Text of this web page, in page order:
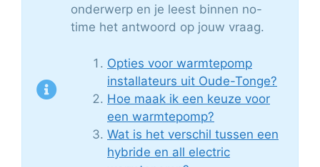
onderwerp en je leest binnen no-
time het antwoord op jouw vraag.
Opties voor warmtepomp
installateurs uit Oude-Tonge?
Hoe maak ik een keuze voor
een warmtepomp?
Wat is het verschil tussen een
hybride en all electric